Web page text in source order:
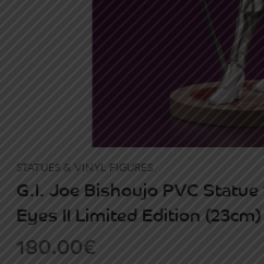
STATUES & VINYL FIGURES
G.I. Joe Bishoujo PVC
Eyes II Limited Edition (23cm)
180.00€